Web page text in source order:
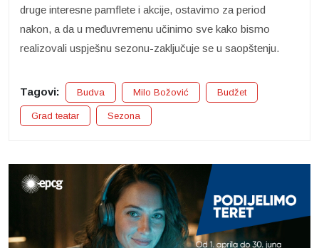
druge interesne pamflete i akcije, ostavimo za period
nakon, a da u međuvremenu učinimo sve kako bismo
realizovali uspješnu sezonu-zaključuje se u saopštenju.
Tagovi: Budva Milo Božović Budžet
Grad teatar Sezona